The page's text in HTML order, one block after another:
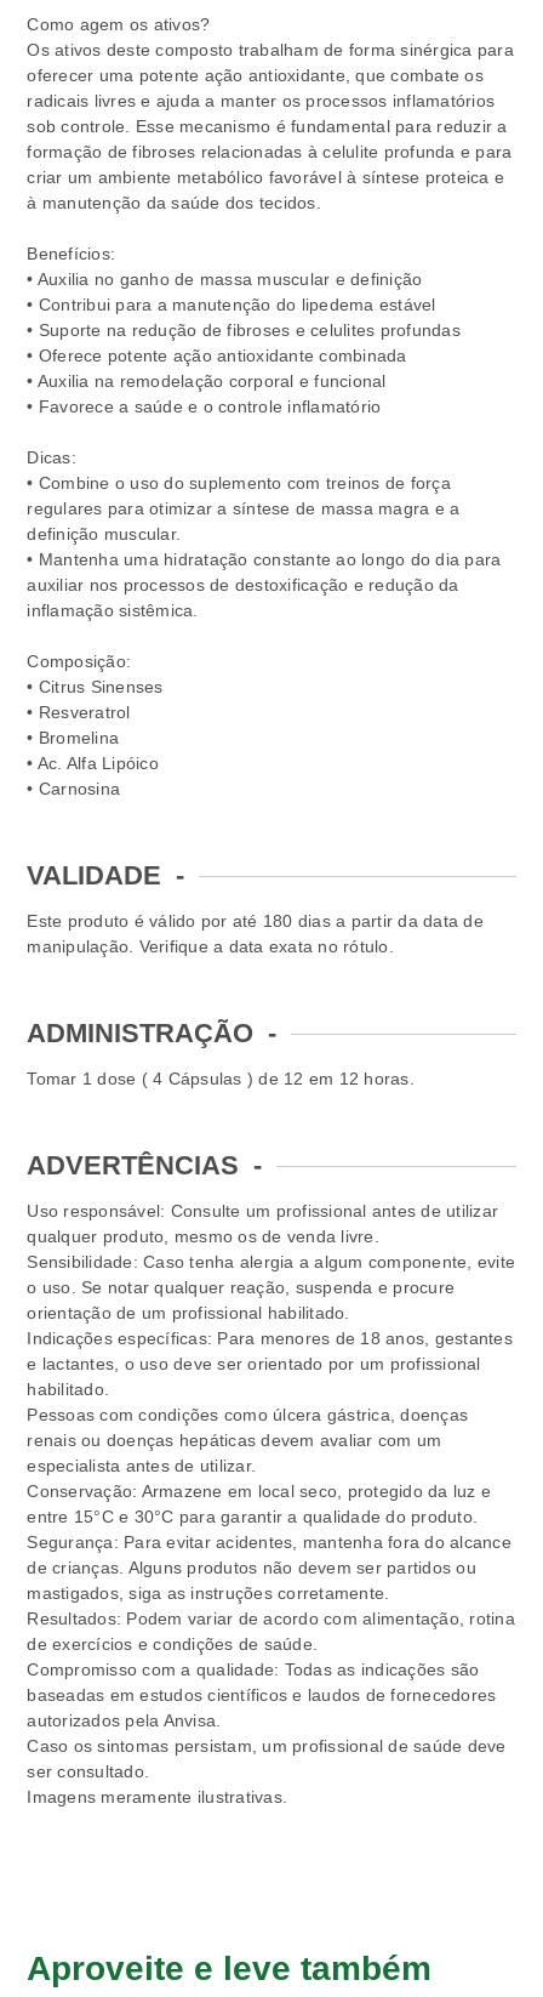
Como agem os ativos?
Os ativos deste composto trabalham de forma sinérgica para
oferecer uma potente ação antioxidante, que combate os
radicais livres e ajuda a manter os processos inflamatórios
sob controle. Esse mecanismo é fundamental para reduzir a
formação de fibroses relacionadas à celulite profunda e para
criar um ambiente metabólico favorável à síntese proteica e
à manutenção da saúde dos tecidos.
Benefícios:
• Auxilia no ganho de massa muscular e definição
• Contribui para a manutenção do lipedema estável
• Suporte na redução de fibroses e celulites profundas
• Oferece potente ação antioxidante combinada
• Auxilia na remodelação corporal e funcional
• Favorece a saúde e o controle inflamatório
Dicas:
• Combine o uso do suplemento com treinos de força
regulares para otimizar a síntese de massa magra e a
definição muscular.
• Mantenha uma hidratação constante ao longo do dia para
auxiliar nos processos de destoxificação e redução da
inflamação sistêmica.
Composição:
• Citrus Sinenses
• Resveratrol
• Bromelina
• Ac. Alfa Lipóico
• Carnosina
VALIDADE -
Este produto é válido por até 180 dias a partir da data de
manipulação. Verifique a data exata no rótulo.
ADMINISTRAÇÃO -
Tomar 1 dose ( 4 Cápsulas ) de 12 em 12 horas.
ADVERTÊNCIAS -
Uso responsável: Consulte um profissional antes de utilizar
qualquer produto, mesmo os de venda livre.
Sensibilidade: Caso tenha alergia a algum componente, evite
o uso. Se notar qualquer reação, suspenda e procure
orientação de um profissional habilitado.
Indicações específicas: Para menores de 18 anos, gestantes
e lactantes, o uso deve ser orientado por um profissional
habilitado.
Pessoas com condições como úlcera gástrica, doenças
renais ou doenças hepáticas devem avaliar com um
especialista antes de utilizar.
Conservação: Armazene em local seco, protegido da luz e
entre 15°C e 30°C para garantir a qualidade do produto.
Segurança: Para evitar acidentes, mantenha fora do alcance
de crianças. Alguns produtos não devem ser partidos ou
mastigados, siga as instruções corretamente.
Resultados: Podem variar de acordo com alimentação, rotina
de exercícios e condições de saúde.
Compromisso com a qualidade: Todas as indicações são
baseadas em estudos científicos e laudos de fornecedores
autorizados pela Anvisa.
Caso os sintomas persistam, um profissional de saúde deve
ser consultado.
Imagens meramente ilustrativas.
Aproveite e leve também